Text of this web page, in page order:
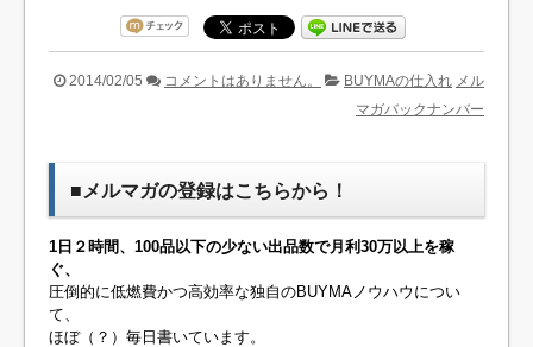
2014/02/05 コメントはありません。 BUYMAの仕入れ メル
マガバックナンバー
■メルマガの登録はこちらから！
1日２時間、100品以下の少ない出品数で月利30万以上を稼
ぐ、
圧倒的に低燃費かつ高効率な独自のBUYMAノウハウについ
て、
ほぼ（？）毎日書いています。